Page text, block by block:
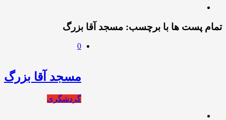
تمام پست ها با برچسب: مسجد آقا بزرگ
0
مسجد آقا بزرگ
گردشگری